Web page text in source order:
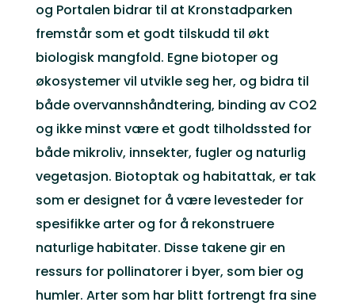
og Portalen bidrar til at Kronstadparken
fremstår som et godt tilskudd til økt
biologisk mangfold. Egne biotoper og
økosystemer vil utvikle seg her, og bidra til
både overvannshåndtering, binding av CO2
og ikke minst være et godt tilholdssted for
både mikroliv, innsekter, fugler og naturlig
vegetasjon. Biotoptak og habitattak, er tak
som er designet for å være levesteder for
spesifikke arter og for å rekonstruere
naturlige habitater. Disse takene gir en
ressurs for pollinatorer i byer, som bier og
humler. Arter som har blitt fortrengt fra sine